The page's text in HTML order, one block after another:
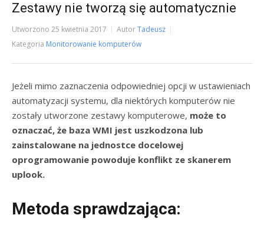
Zestawy nie tworzą się automatycznie
Utworzono 25 kwietnia 2017 AutorTadeusz
Kategoria Monitorowanie komputerów
Jeżeli mimo zaznaczenia odpowiedniej opcji w ustawieniach
automatyzacji systemu, dla niektórych komputerów nie
zostały utworzone zestawy komputerowe, może to
oznaczać, że baza WMI jest uszkodzona lub
zainstalowane na jednostce docelowej
oprogramowanie powoduje konflikt ze skanerem
uplook.
Metoda sprawdzająca: